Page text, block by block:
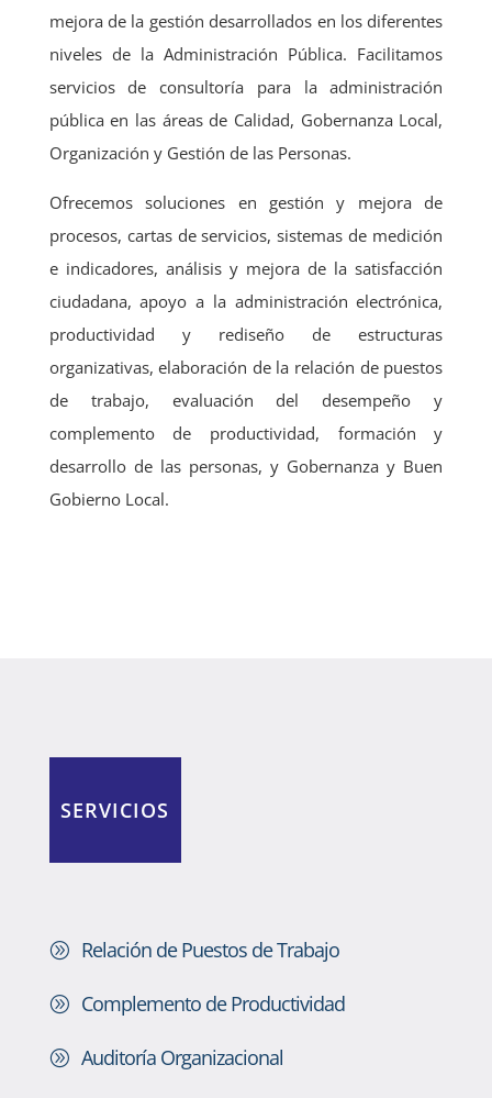
mejora de la gestión desarrollados en los diferentes
niveles de la Administración Pública. Facilitamos
servicios de consultoría para la administración
pública en las áreas de Calidad, Gobernanza Local,
Organización y Gestión de las Personas.
Ofrecemos soluciones en gestión y mejora de
procesos, cartas de servicios, sistemas de medición
e indicadores, análisis y mejora de la satisfacción
ciudadana, apoyo a la administración electrónica,
productividad y rediseño de estructuras
organizativas, elaboración de la relación de puestos
de trabajo, evaluación del desempeño y
complemento de productividad, formación y
desarrollo de las personas, y Gobernanza y Buen
Gobierno Local.
SERVICIOS
A Relación de Puestos de Trabajo
A Complemento de Productividad
A Auditoría Organizacional